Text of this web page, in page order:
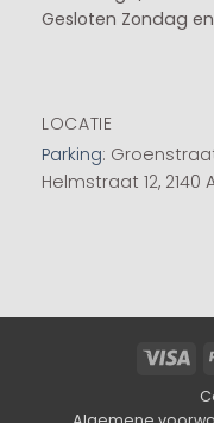
Gesloten Zondag
LOCATIE
Parking:
Helmstraat 12, 2140